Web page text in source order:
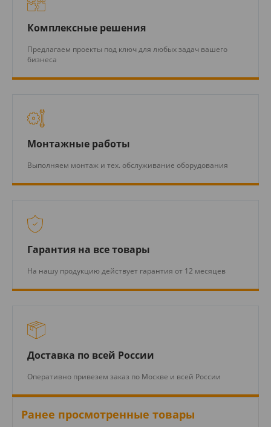
Комплексные решения
Предлагаем проекты под ключ для любых задач вашего
бизнеса
Монтажные работы
Выполняем монтаж и тех. обслуживание оборудования
Гарантия на все товары
На нашу продукцию действует гарантия от 12 месяцев
Доставка по всей России
Оперативно привезем заказ по Москве и всей России
Ранее просмотренные товары